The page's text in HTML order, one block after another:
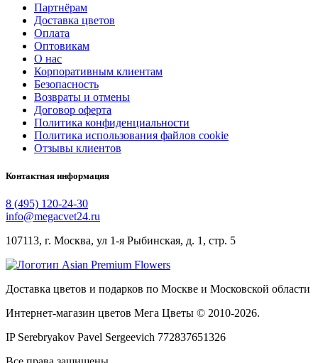
Партнёрам
Доставка цветов
Оплата
Оптовикам
О нас
Корпоративным клиентам
Безопасность
Возвраты и отмены
Договор оферта
Политика конфиденциальности
Политика использования файлов cookie
Отзывы клиентов
Контактная информация
8 (495) 120-24-30
info@megacvet24.ru
107113, г. Москва, ул 1-я Рыбинская, д. 1, стр. 5
Доставка цветов и подарков по Москве и Московской области
Интернет-магазин цветов Мега Цветы © 2010-2026.
IP Serebryakov Pavel Sergeevich 772837651326